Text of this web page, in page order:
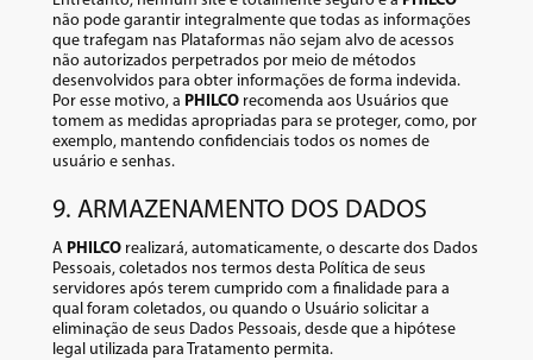
não pode garantir integralmente que todas as informações
que trafegam nas Plataformas não sejam alvo de acessos
não autorizados perpetrados por meio de métodos
desenvolvidos para obter informações de forma indevida.
Por esse motivo, a PHILCO recomenda aos Usuários que
tomem as medidas apropriadas para se proteger, como, por
exemplo, mantendo confidenciais todos os nomes de
usuário e senhas.
9. ARMAZENAMENTO DOS DADOS
A PHILCO realizará, automaticamente, o descarte dos Dados
Pessoais, coletados nos termos desta Política de seus
servidores após terem cumprido com a finalidade para a
qual foram coletados, ou quando o Usuário solicitar a
eliminação de seus Dados Pessoais, desde que a hipótese
legal utilizada para Tratamento permita.